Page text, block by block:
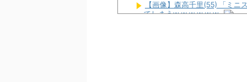
【画像】森高千里(55) 「ミ
ってしまうw w w w w w